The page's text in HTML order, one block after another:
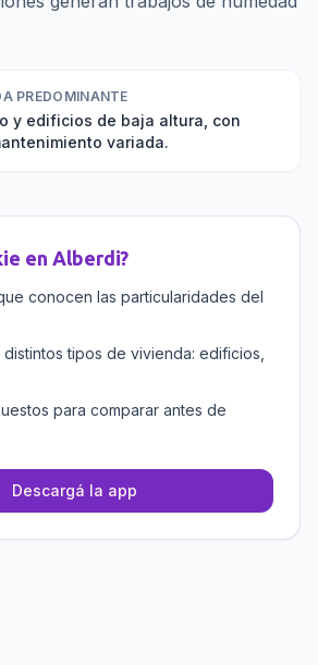
PREDOMINANTE
y edificios de baja altura, con
variada.
en Alberdi?
conocen las particularidades del
tipos de vivienda: edificios,
para comparar antes de
Descargá la app